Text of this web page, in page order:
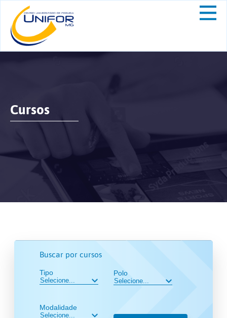
Cursos
Buscar por cursos
Tipo
Modalidade
Polo